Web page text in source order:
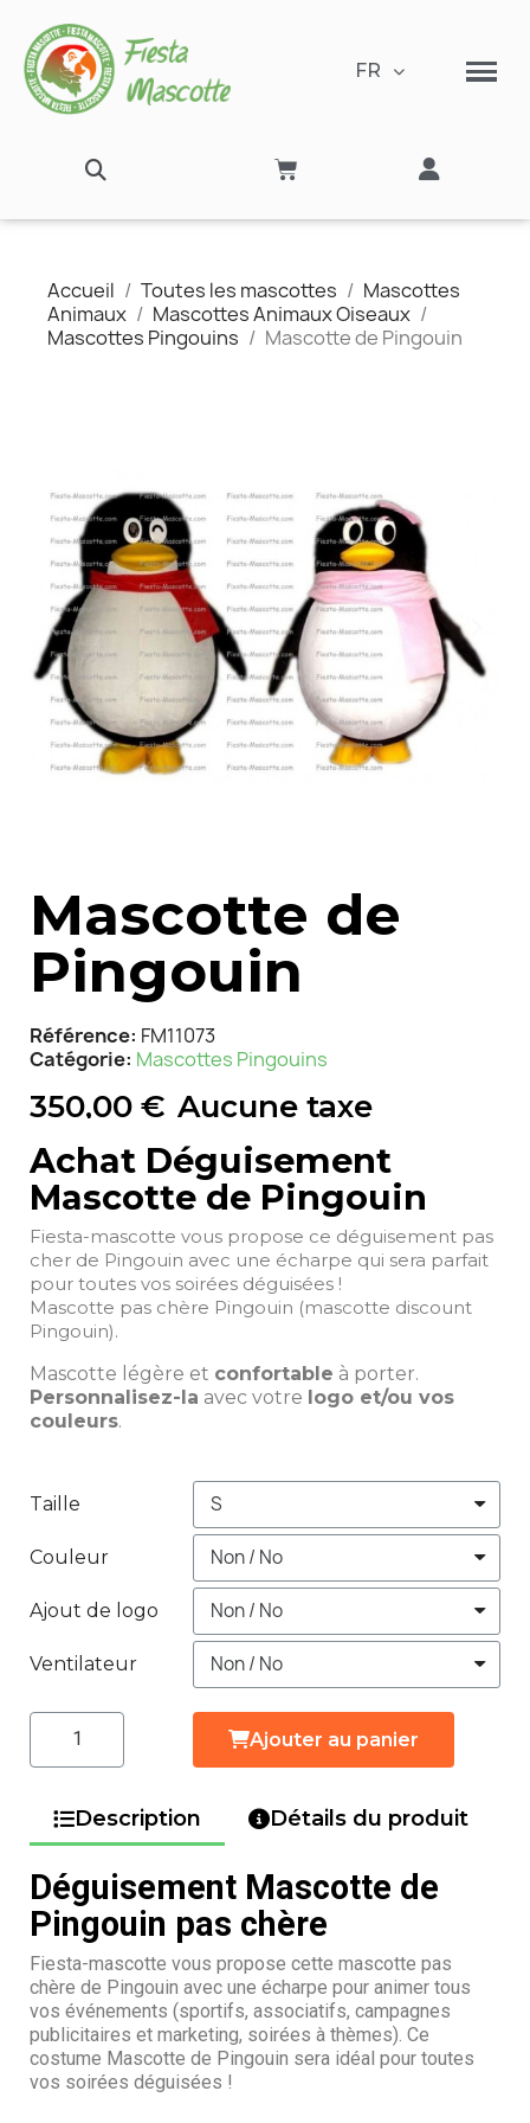
FR
Accueil Toutes les mascottes
Mascottes
Animaux
Mascottes Animaux Oiseaux
Mascottes Pingouins
Mascotte de Pingouin
Mascotte de
Pingouin
Référence FM11073
Catégorie Mascottes Pingouins
350,00 € Aucune taxe
Achat Déguisement
Mascotte de Pingouin
Fiesta-mascotte vous propose ce déguisement pas
cher de Pingouin avec une écharpe qui sera parfait
pour toutes vos soirées déguisées !
Mascotte pas chère Pingouin (mascotte discount
Pingouin).
Mascotte légère et confortable à porter.
Personnalisez-la avec votre logo et/ou vos
couleurs.
Taille
Couleur
Ajout de logo
Ventilateur
Ajouter au panier
Description Détails du produit
Déguisement Mascotte de
Pingouin pas chère
Fiesta-mascotte vous propose cette mascotte pas
chère de Pingouin avec une écharpe pour animer tous
vos événements (sportifs, associatifs, campagnes
publicitaires et marketing, soirées à thèmes). Ce
costume Mascotte de Pingouin sera idéal pour toutes
vos soirées déguisées !